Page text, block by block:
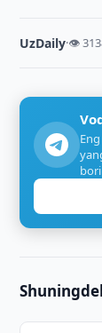
UzDaily·👁